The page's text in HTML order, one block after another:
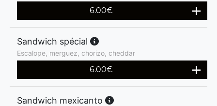
6.00€
Sandwich spécial
Escalope, merguez, chorizo, cheddar
6.00€
Sandwich mexicanto